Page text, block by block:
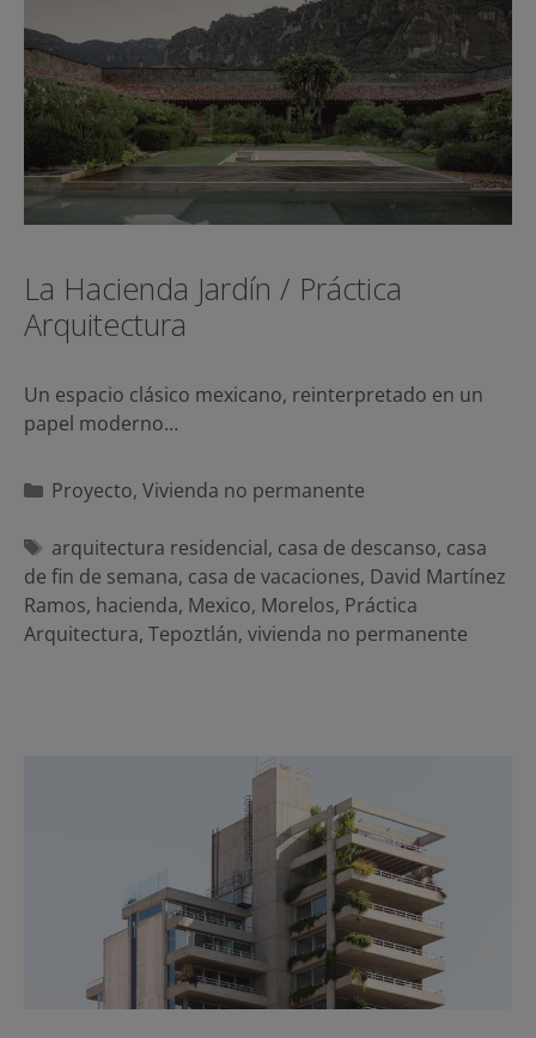
La Hacienda Jardín / Práctica
Arquitectura
Un espacio clásico mexicano, reinterpretado en un
papel moderno…
Categorías
Proyecto, Vivienda no permanente
Etiquetas
arquitectura residencial, casa de descanso, casa
de fin de semana, casa de vacaciones, David Martínez
Ramos, hacienda, Mexico, Morelos, Práctica
Arquitectura, Tepoztlán, vivienda no permanente